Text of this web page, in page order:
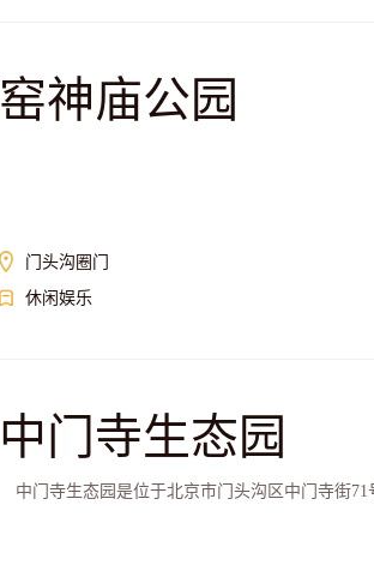
窑神庙公园
门头沟圈门
休闲娱乐
中门寺生态园
中门寺生态园是位于北京市门头沟区中门寺街71